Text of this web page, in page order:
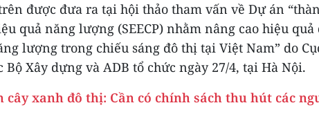
được đưa ra tại hội thảo tham vấn về Dự án
quả năng lượng (SEECP) nhằm nâng cao hiệu
lượng trong chiếu sáng đô thị tại Việt Nam” do
Bộ Xây dựng và ADB tổ chức ngày 27/4, tại Hà Nội.
cây xanh đô thị: Cần có chính sách thu hút các